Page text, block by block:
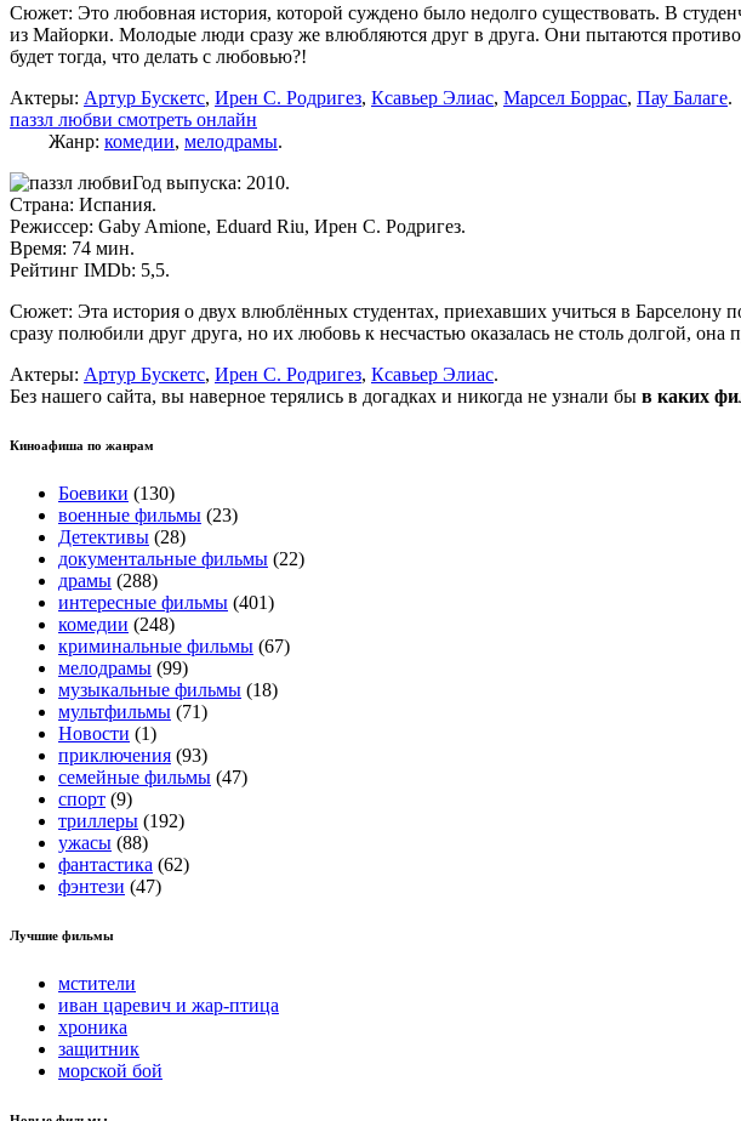
Сюжет: Это любовная история, которой суждено было недолго существовать. В
из Майорки. Молодые люди сразу же влюбляются друг в друга. Они пытаются
будет тогда, что делать с любовью?!
Актеры: Артур Бускетс, Ирен С. Родригез, Ксавьер Элиас, Марсел Боррас, Пау Балаге.
паззл любви смотреть онлайн
Жанр: комедии, мелодрамы.
Год выпуска: 2010.
Страна: Испания.
Режиссер: Gaby Amione, Eduard Riu, Ирен С. Родригез.
Время: 74 мин.
Рейтинг IMDb: 5,5.
Сюжет: Эта история о двух влюблённых студентах, приехавших учиться в
сразу полюбили друг друга, но их любовь к несчастью оказалась не столь долгой, она
Актеры: Артур Бускетс, Ирен С. Родригез, Ксавьер Элиас.
Без нашего сайта, вы наверное терялись в догадках и никогда не узнали бы в каких
Киноафиша по жанрам
Боевики (130)
военные фильмы (23)
Детективы (28)
документальные фильмы (22)
драмы (288)
интересные фильмы (401)
комедии (248)
криминальные фильмы (67)
мелодрамы (99)
музыкальные фильмы (18)
мультфильмы (71)
Новости (1)
приключения (93)
семейные фильмы (47)
спорт (9)
триллеры (192)
ужасы (88)
фантастика (62)
фэнтези (47)
Лучшие фильмы
мстители
иван царевич и жар-птица
хроника
защитник
морской бой